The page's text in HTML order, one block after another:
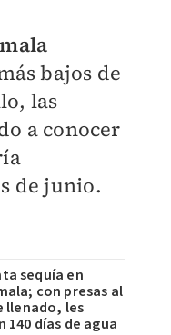
bajos de
las
a conocer
de junio.
sequía en
con presas al
llenado, les
140 días de agua